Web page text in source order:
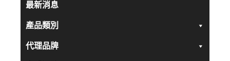
最新消息
產品類別
代理品牌